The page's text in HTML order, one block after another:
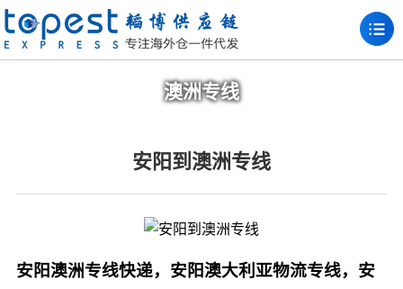
澳洲专线
安阳到澳洲专线
安阳澳洲专线快递，安阳澳大利亚物流专线，安